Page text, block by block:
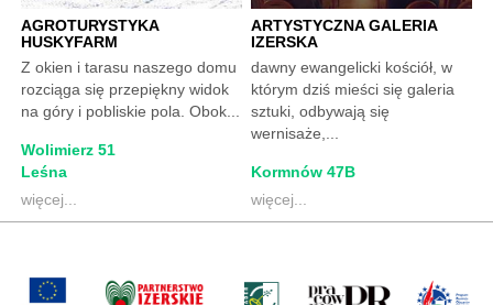
AGROTURYSTYKA
HUSKYFARM
Z okien i tarasu naszego domu
rozciąga się przepiękny widok
na góry i pobliskie pola. Obok...
Wolimierz 51
Leśna
więcej...
ARTYSTYCZNA GALERIA
IZERSKA
dawny ewangelicki kościół, w
którym dziś mieści się galeria
sztuki, odbywają się
wernisaże,...
Kormnów 47B
więcej...